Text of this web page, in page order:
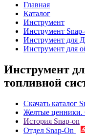
Главная
Каталог
Инструмент
Инструмент
Инструмент для
Инструмент для
Инструмент
топливной
Скачать каталог
Желтые ценники.
История Snap-on
Отдел Snap-On